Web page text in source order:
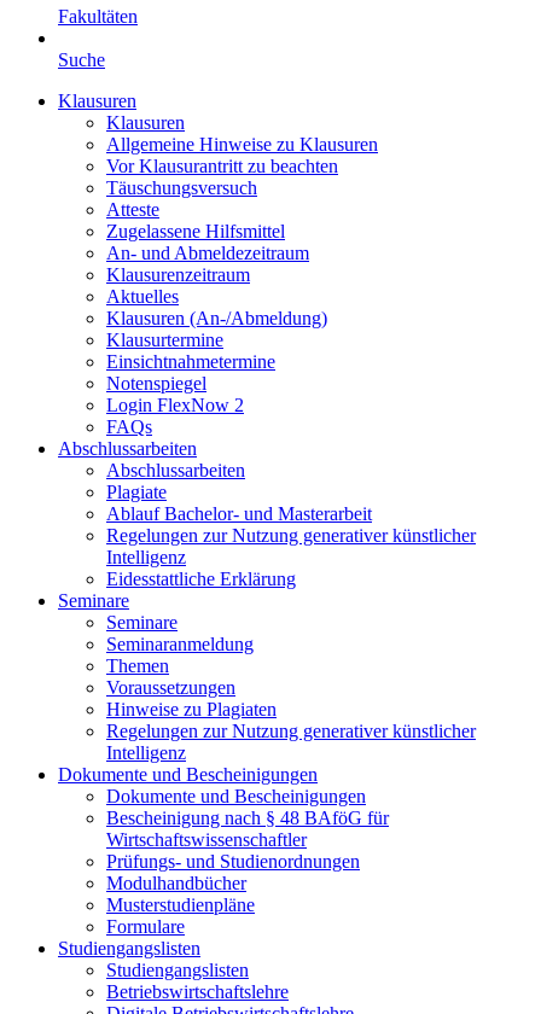
Fakultäten
Suche
Klausuren
Klausuren
Allgemeine Hinweise zu Klausuren
Vor Klausurantritt zu beachten
Täuschungsversuch
Atteste
Zugelassene Hilfsmittel
An- und Abmeldezeitraum
Klausurenzeitraum
Aktuelles
Klausuren (An-/Abmeldung)
Klausurtermine
Einsichtnahmetermine
Notenspiegel
Login FlexNow 2
FAQs
Abschlussarbeiten
Abschlussarbeiten
Plagiate
Ablauf Bachelor- und Masterarbeit
Regelungen zur Nutzung generativer künstlicher
Intelligenz
Eidesstattliche Erklärung
Seminare
Seminare
Seminaranmeldung
Themen
Voraussetzungen
Hinweise zu Plagiaten
Regelungen zur Nutzung generativer künstlicher
Intelligenz
Dokumente und Bescheinigungen
Dokumente und Bescheinigungen
Bescheinigung nach § 48 BAföG für
Wirtschaftswissenschaftler
Prüfungs- und Studienordnungen
Modulhandbücher
Musterstudienpläne
Formulare
Studiengangslisten
Studiengangslisten
Betriebswirtschaftslehre